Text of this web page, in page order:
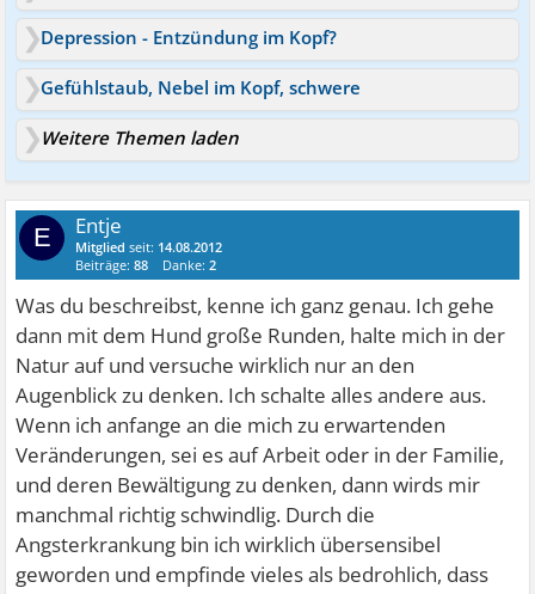
Depression - Entzündung im Kopf?
Gefühlstaub, Nebel im Kopf, schwere
Weitere Themen laden
E Entje
Mitglied seit: 14.08.2012
Beiträge:88 Danke:2
Was du beschreibst, kenne ich ganz genau. Ich gehe
dann mit dem Hund große Runden, halte mich in der
Natur auf und versuche wirklich nur an den
Augenblick zu denken. Ich schalte alles andere aus.
Wenn ich anfange an die mich zu erwartenden
Veränderungen, sei es auf Arbeit oder in der Familie,
und deren Bewältigung zu denken, dann wirds mir
manchmal richtig schwindlig. Durch die
Angsterkrankung bin ich wirklich übersensibel
geworden und empfinde vieles als bedrohlich, dass